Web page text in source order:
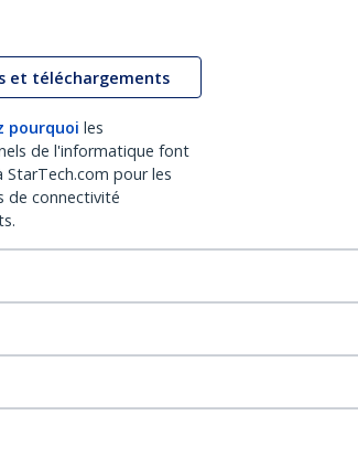
et téléchargements
pourquoi les
de l'informatique font
StarTech.com pour les
de connectivité